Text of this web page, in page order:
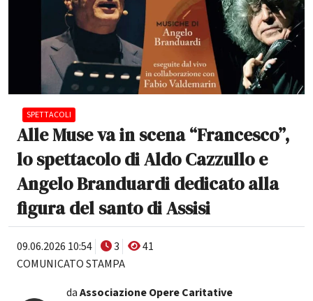
SPETTACOLI
Alle Muse va in scena “Francesco”,
lo spettacolo di Aldo Cazzullo e
Angelo Branduardi dedicato alla
figura del santo di Assisi
09.06.2026 10:54 3
41
COMUNICATO STAMPA
daAssociazione Opere Caritative